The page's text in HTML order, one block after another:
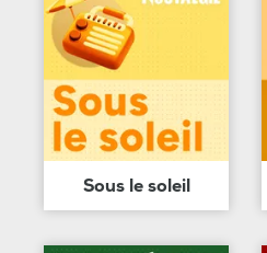
Sous le soleil